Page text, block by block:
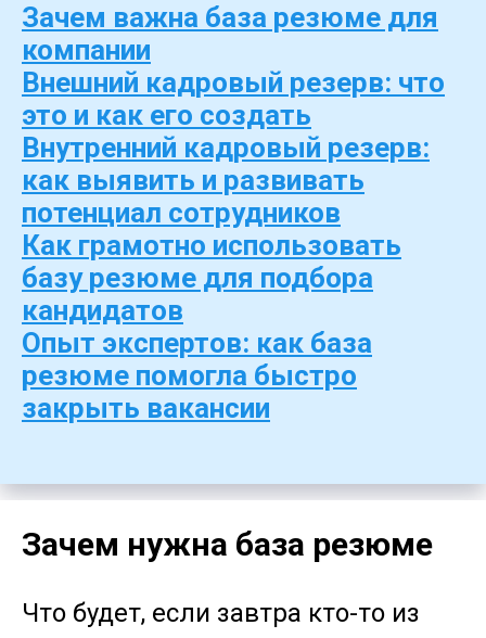
Зачем важна база резюме для
компании
Внешний кадровый резерв: что
это и как его создать
Внутренний кадровый резерв:
как выявить и развивать
потенциал сотрудников
Как грамотно использовать
базу резюме для подбора
кандидатов
Опыт экспертов: как база
резюме помогла быстро
закрыть вакансии
Зачем нужна база резюме
Что будет, если завтра кто-то из